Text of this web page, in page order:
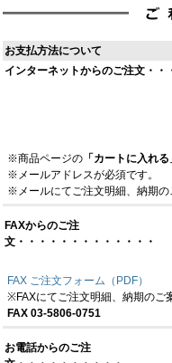
お支払方法について
インターネットからのご注文・・
※商品ページの 「カートに入れる
※メールアドレスが必須です。
※メールにてご注文明細、納期
FAXからのご注
文・・・・・・・・・・・・・
FAX ご注文フォーム（PDF）
※FAXにてご注文明細、納期のご
FAX 03-5806-0751
お電話からのご注